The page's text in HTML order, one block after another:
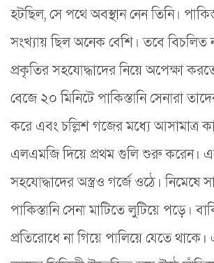
হটছিল, সে পথে অবস্থান নেন তিনি।
সংখ্যায় ছিল অনেক বেশি। তবে বিচলিত
প্রকৃতির সহযোদ্ধাদের নিয়ে অপেক্ষা
বেজে ২০ মিনিটে পাকিস্তানি সেনারা
করে এবং চল্লিশ গজের মধ্যে আসামাত্র
এলএমজি দিয়ে প্রথম গুলি শুরু করেন।
সহযোদ্ধাদের অস্ত্রও গর্জে ওঠে।
পাকিস্তানি সেনা মাটিতে লুটিয়ে পড়ে।
প্রতিরোধে না গিয়ে পালিয়ে যেতে